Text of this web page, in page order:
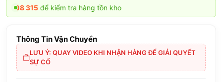
tra hàng tồn kho
Thông Tin Vận Chuyển
LƯU Ý: QUAY VIDEO KHI NHẬN HÀNG ĐỂ GIẢI QUYẾT
SỰ CỐ